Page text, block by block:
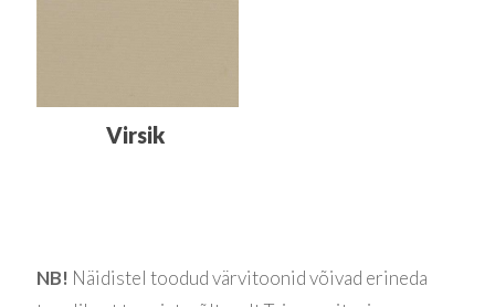
Virsik
NB! Näidistel toodud värvitoonid võivad erineda